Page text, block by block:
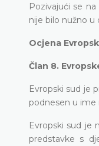
Pozivajući se
nije bilo nužno
Ocjena
Član 8.
Evropski sud je
podnesen u ime
Evropski sud je
predstavke s